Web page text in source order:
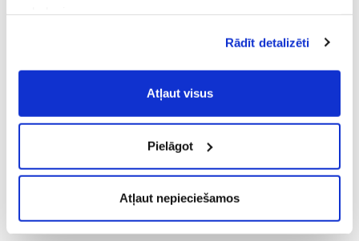
Vispārīgiem vietnes lietošanas
noteikumiem(saīsināti - VVLN).
Rādīt detalizēti
Atļaut visus
Pielāgot
Atļaut nepieciešamos
POPKORNS POPHOUSE CHEDDAR
CHEESE
SWEET RAINBOW